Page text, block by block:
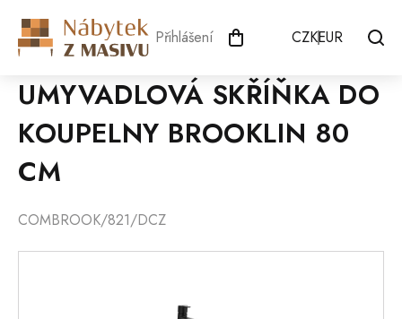
obsah
Přihlášení CZKEUR
UMYVADLOVÁ SKŘÍŇKA DO
KOUPELNY BROOKLIN 80
CM
COMBROOK/821/DCZ